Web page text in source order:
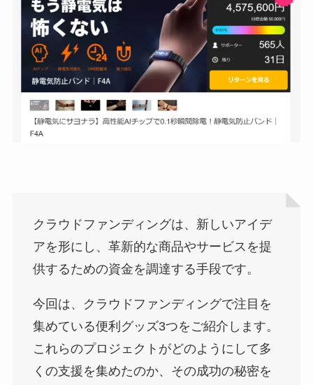
クラウドファンディングは、新しいアイデ
アを形にし、革新的な商品やサービスを提
供するための資金を調達する手段です。
今回は、クラウドファンディングで注目を
集めている便利グッズ3つをご紹介します。
これらのプロジェクトがどのようにして多
くの支援を集めたのか、その成功の秘密を